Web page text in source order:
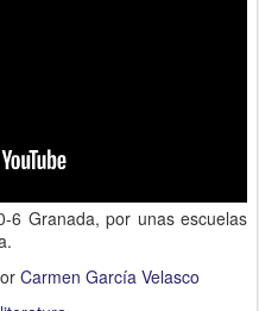
6 Granada, por unas escuelas
Carmen García Velasco